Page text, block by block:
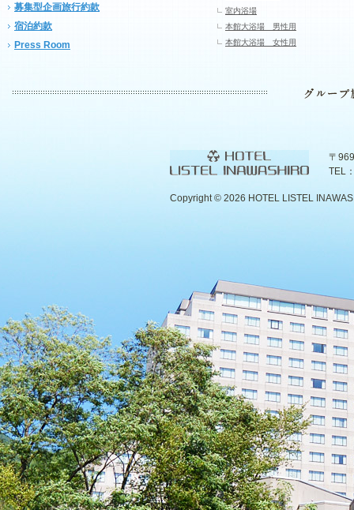
募集型企画旅行約款
宿泊約款
Press Room
室内浴場
本館大浴場 男性用
本館大浴場 女性用
〒
TEL
Copyright © 2026 HOTEL LISTEL